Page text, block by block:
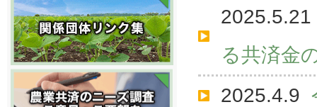
2025.5.21
る共済金
2025.4.9